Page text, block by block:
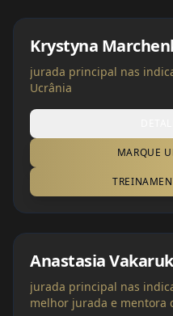
Krystyna
jurada principal nas
Ucrânia
MARQUE
Anastasia Vakaruk
jurada principal nas
melhor jurada e mentora